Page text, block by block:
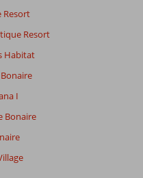
Resort
Resort
Habitat
I
Bonaire